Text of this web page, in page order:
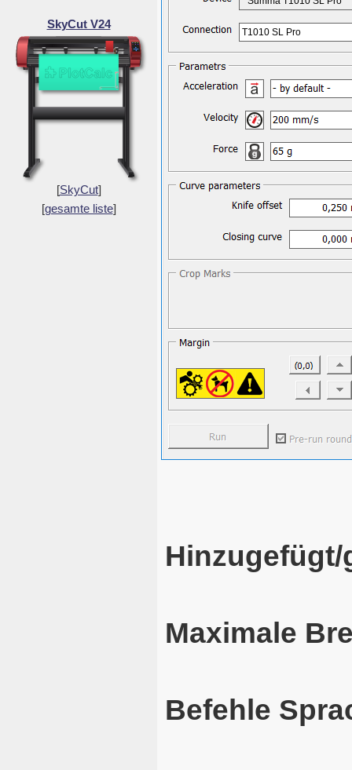
SkyCut V24
[SkyCut]
[gesamte liste]
T1010 SL Pro
Maximale
Befehle